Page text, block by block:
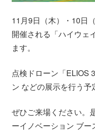
採用情報
11月9日（木）・10日
開催される「ハイウェ
ます。
点検ドローン「ELIOS
ン などの展示を行う予
ぜひご来場ください。
ーイノベーション ブー